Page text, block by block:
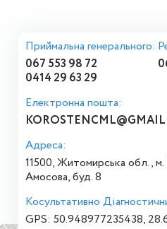
Приймальна генерального:
067 553 98 72
0414 29 63 29
Електронна пошта:
Адреса:
11500, Житомирська обл.,
Амосова, буд. 8
Косультативно
GPS: 50.948977235438,